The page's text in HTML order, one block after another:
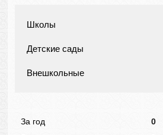
Школы
Детские сады
Внешкольные
За год
0